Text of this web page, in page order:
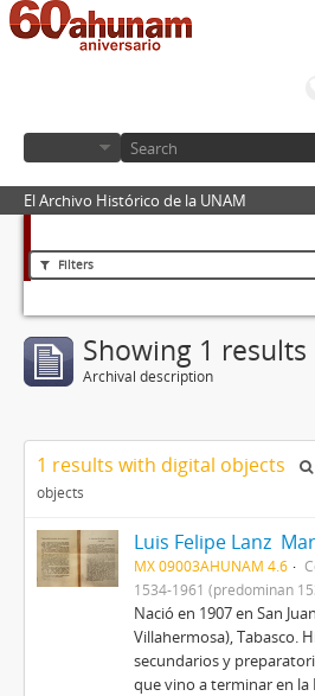
El Archivo Histórico de la UNAM
Filters
Showing 1 results
Archival description
1 results with digital objects
objects
Luis Felipe Lanz
MX 09003AHUNAM 4.6
1534-1961 (predominan
Nació en 1907 en San
Villahermosa), Tabasco.
secundarios y
que vino a terminar en